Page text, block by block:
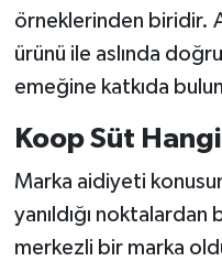
örneklerinden biridir.
ürünü ile aslında
emeğine katkıda
Koop Süt
Marka aidiyeti
yanıldığı
merkezli bir marka